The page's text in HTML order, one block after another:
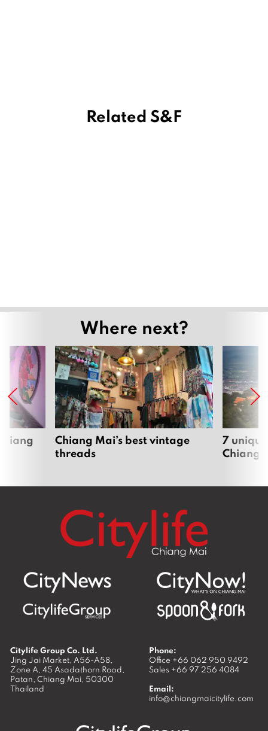
Related S&F
Where next?
Chiang Mai’s best vintage
threads
7
Chiang
Citylife Group Co. Ltd.
Jing Jai Market, A56-A58,
Zone A, 45 Asadathorn Road,
Patan, Chiang Mai, 50300
Thailand
Phone:
Office +66 062 950 9492
Sales +66 97 256 4084
Email:
info@chiangmaicitylife.com